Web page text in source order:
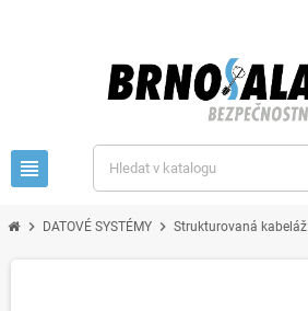
view_headline
chevron_right DATOVÉ SYSTÉMY chevron_right Strukturovaná kabeláž